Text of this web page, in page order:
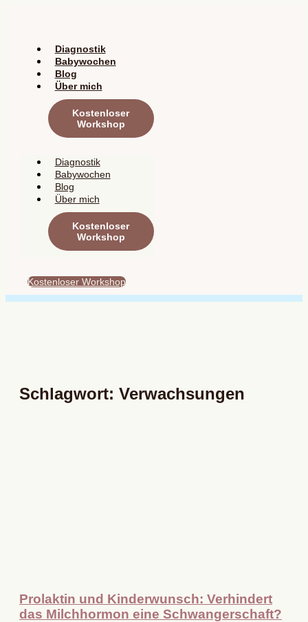
Diagnostik
Babywochen
Blog
Über mich
Kostenloser
Workshop
Diagnostik
Babywochen
Blog
Über mich
Kostenloser
Workshop
Kostenloser Workshop
Schlagwort: Verwachsungen
Prolaktin und Kinderwunsch: Verhindert
das Milchhormon eine Schwangerschaft?